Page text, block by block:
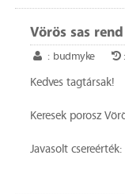
Vörös sas rend
: budmyke
Kedves tagtársak!
Keresek porosz
Javasolt